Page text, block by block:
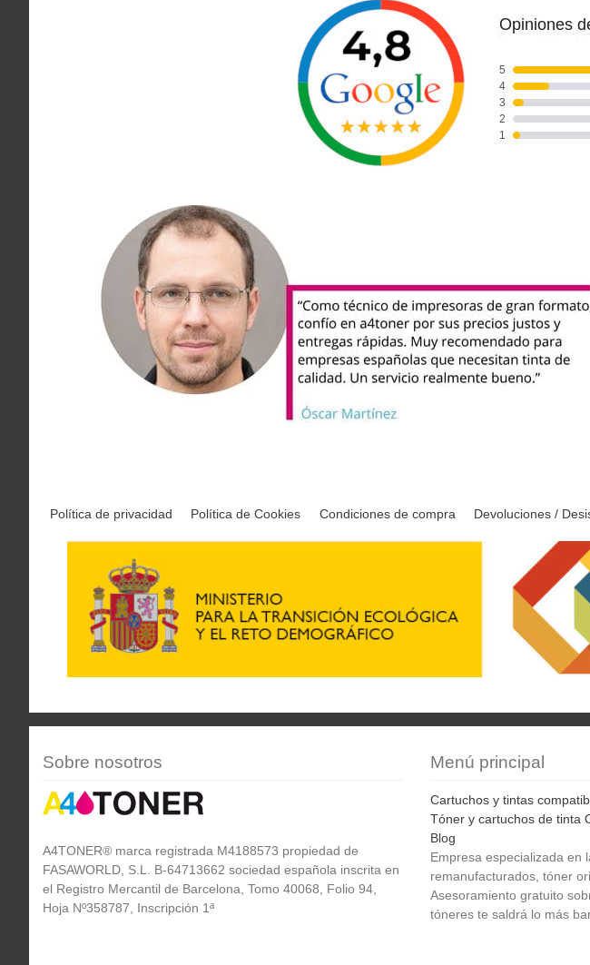
Política de privacidad Política de Cookies Condiciones de compra Devoluciones /
Sobre nosotros
A4TONER® marca registrada M4188573 propiedad de
FASAWORLD, S.L. B-64713662 sociedad española inscrita en
el Registro Mercantil de Barcelona, Tomo 40068, Folio 94,
Hoja Nº358787, Inscripción 1ª
Menú principal
Cartuchos y tintas
Tóner y cartuchos de tinta
Blog
Empresa especializada en
remanufacturados, tóner
Asesoramiento gratuito
tóneres te saldrá lo más